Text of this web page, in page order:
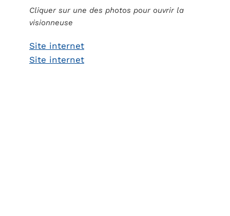
Cliquer sur une des photos pour ouvrir la
visionneuse
Site internet
Site internet